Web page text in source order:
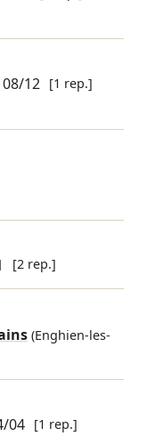
08/12 [1 rep.]
[2 rep.]
(Enghien-les-
04 [1 rep.]